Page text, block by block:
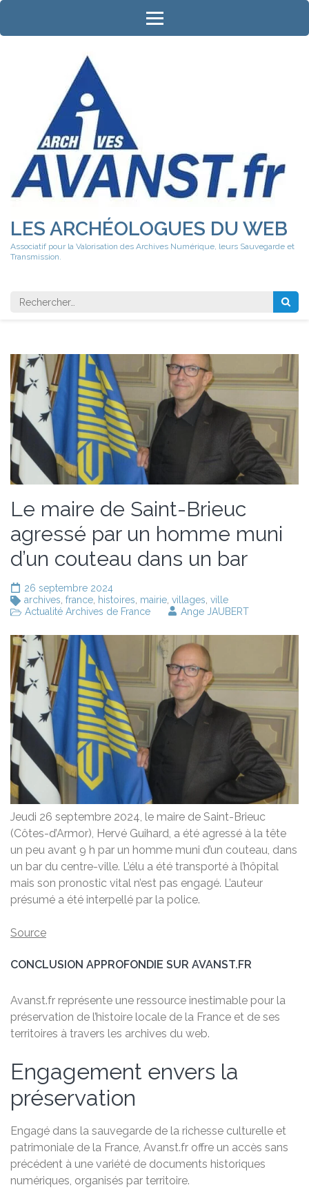
Aller
contenu
LES ARCHÉOLOGUES DU WEB
Associatif pour la Valorisation des Archives Numérique, leurs Sauvegarde et
Transmission.
Rechercher
Le maire de Saint-Brieuc
agressé par un homme muni
d’un couteau dans un bar
26 septembre 2024
archives, france, histoires, mairie, villages, ville
Actualité Archives de France
Ange JAUBERT
Jeudi 26 septembre 2024, le maire de Saint-Brieuc
(Côtes-d’Armor), Hervé Guihard, a été agressé à la tête
un peu avant 9 h par un homme muni d’un couteau, dans
un bar du centre-ville. L’élu a été transporté à l’hôpital
mais son pronostic vital n’est pas engagé. L’auteur
présumé a été interpellé par la police.
Source
CONCLUSION APPROFONDIE SUR AVANST.FR
Avanst.fr représente une ressource inestimable pour la
préservation de l’histoire locale de la France et de ses
territoires à travers les archives du web.
Engagement envers la
préservation
Engagé dans la sauvegarde de la richesse culturelle et
patrimoniale de la France, Avanst.fr offre un accès sans
précédent à une variété de documents historiques
numériques, organisés par territoire.